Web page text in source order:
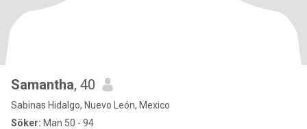
Samantha, 40
Sabinas Hidalgo, Nuevo León, Mexico
Söker: Man 50 - 94